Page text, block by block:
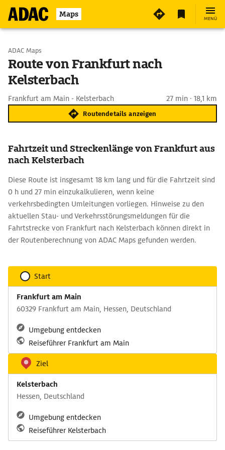
Maps MENÜ
Start wählen
Ziel eingeben
ADAC Maps
Route von Frankfurt nach
Kelsterbach
Frankfurt am Main - Kelsterbach 27 min · 18,1 km
Routendetails anzeigen
Fahrtzeit und Streckenlänge von Frankfurt aus
nach Kelsterbach
Diese Route ist insgesamt 18 km lang und für die Fahrtzeit sind
0 h und 27 min einzukalkulieren, wenn keine
verkehrsbedingten Umleitungen vorliegen. Hinweise zu den
aktuellen Stau- und Verkehrsstörungsmeldungen für die
Fahrtstrecke von Frankfurt nach Kelsterbach können direkt in
der Routenberechnung von ADAC Maps gefunden werden.
Start
Frankfurt am Main
60329 Frankfurt am Main, Hessen, Deutschland
Umgebung entdecken
Reiseführer Frankfurt am Main
Ziel
Kelsterbach
Hessen, Deutschland
Umgebung entdecken
Reiseführer Kelsterbach